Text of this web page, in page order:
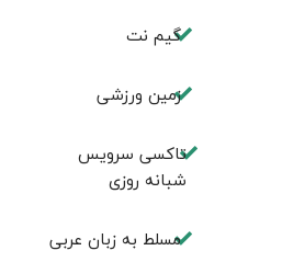
گیم نت
زمین ورزشی
تاکسی سرویس
شبانه روزی
مسلط به زبان عربی